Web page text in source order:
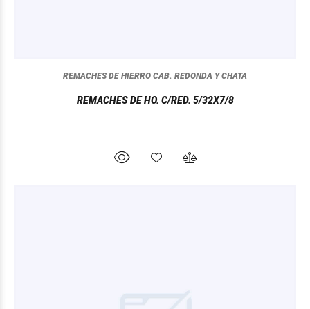
REMACHES DE HIERRO CAB. REDONDA Y CHATA
REMACHES DE HO. C/RED. 5/32X7/8